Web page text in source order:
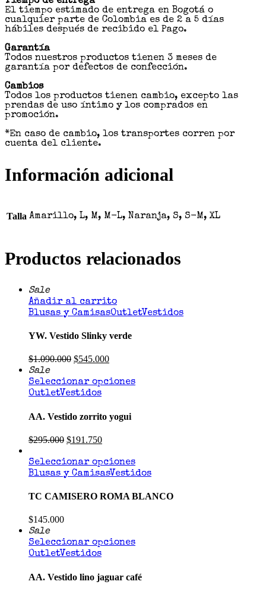
El tiempo estimado de entrega en Bogotá o
cualquier parte de Colombia es de 2 a 5 días
hábiles después de recibido el Pago.
Garantía
Todos nuestros productos tienen 3 meses de
garantía por defectos de confección.
Cambios
Todos los productos tienen cambio, excepto las
prendas de uso íntimo y los comprados en
promoción.
*En caso de cambio, los transportes corren por
cuenta del cliente.
Información adicional
Talla Amarillo, L, M, M-L, Naranja, S, S-M, XL
Productos relacionados
Sale
Añadir al carrito
Blusas y CamisasOutletVestidos
YW. Vestido Slinky verde
$1.090.000 $545.000
Sale
Seleccionar opciones
OutletVestidos
AA. Vestido zorrito yogui
$295.000 $191.750
Seleccionar opciones
Blusas y CamisasVestidos
TC CAMISERO ROMA BLANCO
$145.000
Sale
Seleccionar opciones
OutletVestidos
AA. Vestido lino jaguar café